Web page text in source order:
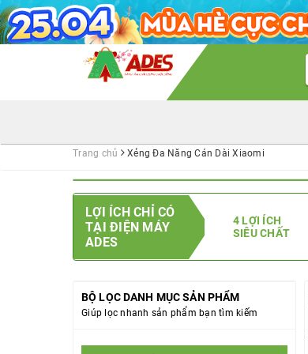
Trang chủ Xẻng Đa Năng Cán Dài Xiaomi
LỢI ÍCH CHỈ CÓ
TẠI ĐIỆN MÁY
ADES
4 LỢI ÍCH
SIÊU CHẤT
BỘ LỌC DANH MỤC SẢN PHẨM
Giúp lọc nhanh sản phẩm bạn tìm kiếm